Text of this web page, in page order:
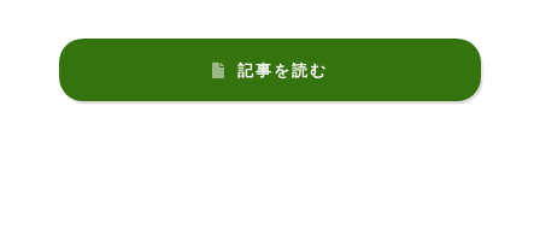
記事を読む